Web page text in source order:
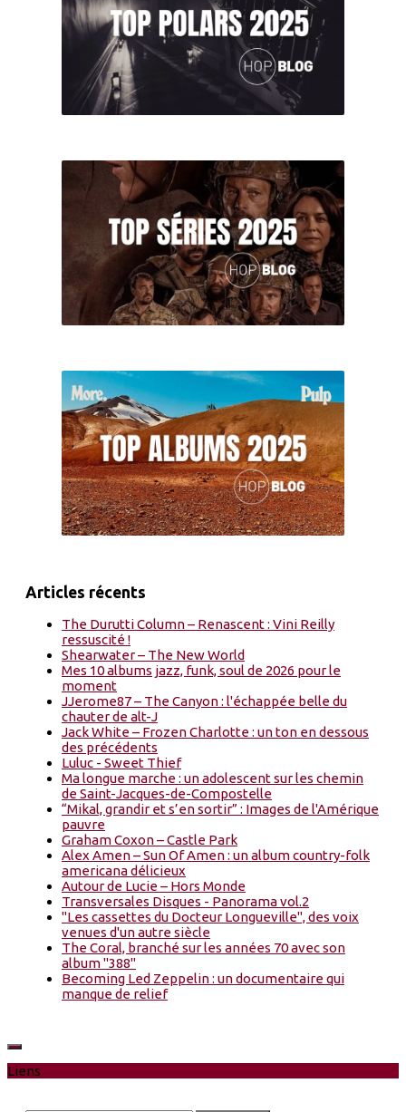
Articles récents
The Durutti Column – Renascent : Vini Reilly
ressuscité !
Shearwater – The New World
Mes 10 albums jazz, funk, soul de 2026 pour le
moment
JJerome87 – The Canyon : l'échappée belle du
chauter de alt-J
Jack White – Frozen Charlotte : un ton en dessous
des précédents
Luluc - Sweet Thief
Ma longue marche : un adolescent sur les chemin
de Saint-Jacques-de-Compostelle
“Mikal, grandir et s’en sortir” : Images de l'Amérique
pauvre
Graham Coxon – Castle Park
Alex Amen – Sun Of Amen : un album country-folk
americana délicieux
Autour de Lucie – Hors Monde
Transversales Disques - Panorama vol.2
"Les cassettes du Docteur Longueville", des voix
venues d'un autre siècle
The Coral, branché sur les années 70 avec son
album "388"
Becoming Led Zeppelin : un documentaire qui
manque de relief
Liens